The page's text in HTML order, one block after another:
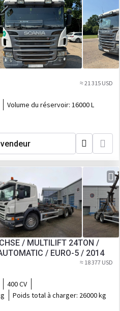
≈ 21 315 USD
Volume du réservoir: 16000 L
/ MULTILIFT 24TON /
/ EURO-5 / 2014
≈ 18 377 USD
400 CV
Poids total à charger: 26000 kg